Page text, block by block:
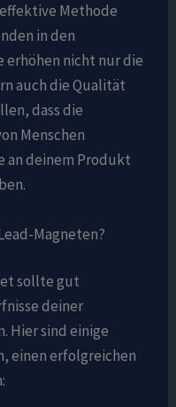
Methode
in den
erhöhen nicht nur die
auch die Qualität
dass die
Menschen
an deinem Produkt
Magneten?
sollte gut
deiner
Hier sind einige
einen erfolgreichen